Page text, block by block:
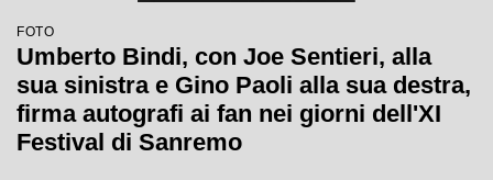
FOTO
Umberto Bindi, con Joe Sentieri, alla
sua sinistra e Gino Paoli alla sua destra,
firma autografi ai fan nei giorni dell'XI
Festival di Sanremo